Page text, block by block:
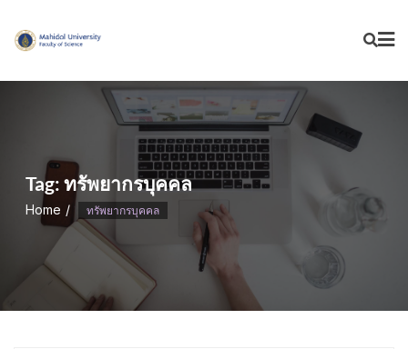
content
Tag: ทรัพยากรบุคคล
Home ทรัพยากรบุคคล